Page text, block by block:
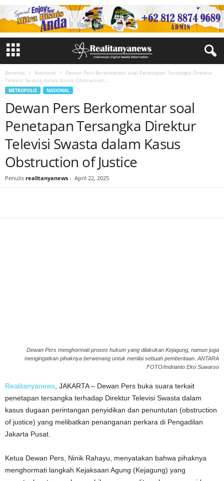
Beranda Nasional
Dewan Pers Berkomentar soal Penetapan Tersangka Direktur
Televisi Swasta dalam Kasus Obstruction...
METROPOLIS NASIONAL
Dewan Pers Berkomentar soal
Penetapan Tersangka Direktur
Televisi Swasta dalam Kasus
Obstruction of Justice
Penulis realitanyanews - April 22, 2025
Dewan Pers menghormati proses hukum yang dilakukan Kejagung, namun juga
mengingatkan pihaknya berwenang untuk menilai sebuah pemberitaan. ANTARA
FOTO/Indrianto Eko Suwarso
Realitanyanews , JAKARTA – Dewan Pers buka suara terkait
penetapan tersangka terhadap Direktur Televisi Swasta dalam
kasus dugaan perintangan penyidikan dan penuntutan (obstruction
of justice) yang melibatkan penanganan perkara di Pengadilan
Jakarta Pusat.
Ketua Dewan Pers, Ninik Rahayu, menyatakan bahwa pihaknya
menghormati langkah Kejaksaan Agung (Kejagung) yang